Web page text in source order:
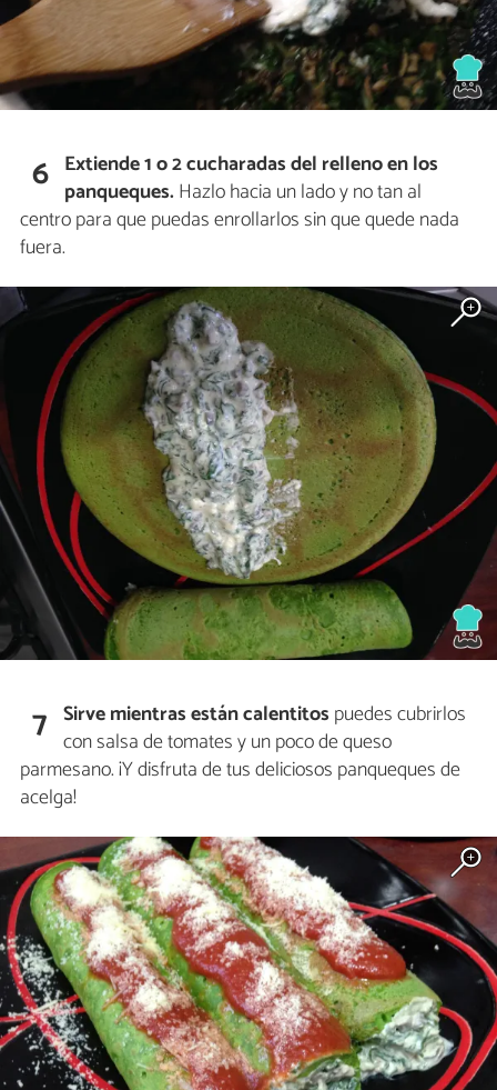
6 Extiende 1 o 2 cucharadas del relleno en los
panqueques.Hazlo hacia un lado y no tan al
centro para que puedas enrollarlos sin que quede nada
fuera.
7 Sirve mientras están calentitos puedes cubrirlos
con salsa de tomates y un poco de queso
parmesano. ¡Y disfruta de tus deliciosos panqueques de
acelga!